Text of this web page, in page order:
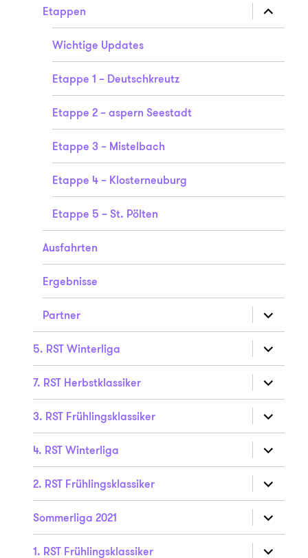
Etappen
anzeigen
Wichtige Updates
Etappe 1 – Deutschkreutz
Etappe 2 – aspern Seestadt
Etappe 3 – Mistelbach
Etappe 4 – Klosterneuburg
Etappe 5 – St. Pölten
Ausfahrten
Ergebnisse
Partner
anzeigen
5. RST Winterliga
anzeigen
7. RST Herbstklassiker
anzeigen
3. RST Frühlingsklassiker
anzeigen
4. RST Winterliga
anzeigen
2. RST Frühlingsklassiker
anzeigen
Sommerliga 2021
anzeigen
1. RST Frühlingsklassiker